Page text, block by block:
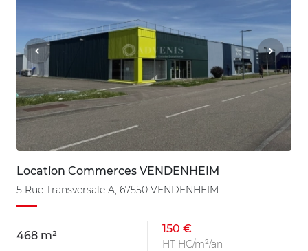
Location Commerces VENDENHEIM
5 Rue Transversale A, 67550 VENDENHEIM
468 m²
150 €
HT HC/m²/an